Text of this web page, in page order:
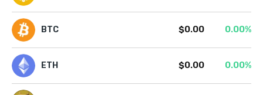
BTC $0.00 0.00%
ETH $0.00 0.00%